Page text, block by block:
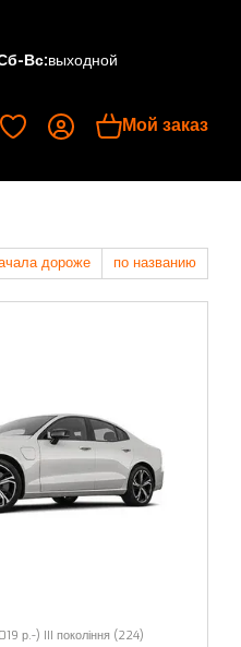
Вс:выходной
Мой заказ
дороже по названию
р.-) III покоління (224)